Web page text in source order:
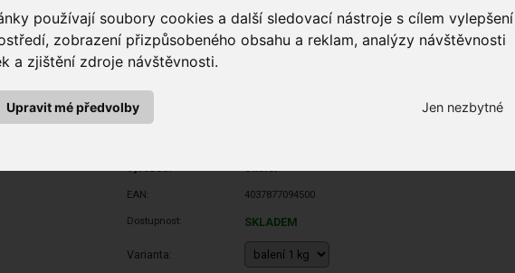
používají soubory cookies a další sledovací nástroje s cílem vylepšení
zobrazení přizpůsobeného obsahu a reklam, analýzy návštěvnosti
a zjištění zdroje návštěvnosti.
Jen nezbytné
Upravit mé předvolby
MINERÁLNÍ LIZY PÉČE O KONĚ KRMNÉ DOPLŇKY STÁJOVÁ LÉKÁRNA
balení 1 kg
Výrobce: Stiefel
EAN: 4037877094500
Dostupnost: SKLADEM
Varianta: